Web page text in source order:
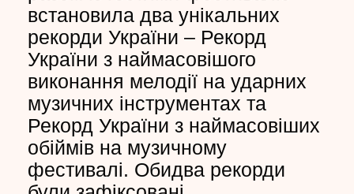
встановила два унікальних
рекорди України – Рекорд
України з наймасовішого
виконання мелодії на ударних
музичних інструментах та
Рекорд України з наймасовіших
обіймів на музичному
фестивалі. Обидва рекорди